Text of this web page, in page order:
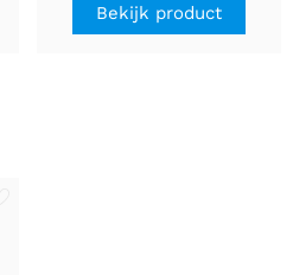
Bekijk product